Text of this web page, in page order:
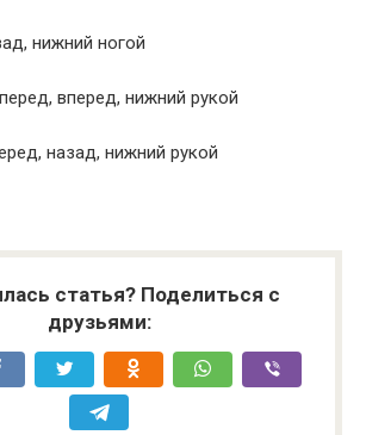
нижний ногой
вперед, нижний рукой
назад, нижний рукой
статья? Поделиться с
друзьями: